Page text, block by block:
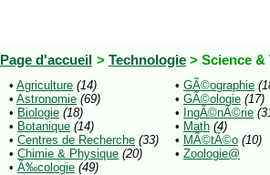
Page d'accueil > Technologie > Science
• Agriculture (14)
• Astronomie (69)
• Biologie (18)
• Botanique (14)
• Centres de Recherche (33)
• Chimie & Physique (20)
• Ã‰cologie (49)
• GÃ©ographie
• GÃ©ologie (17)
• IngÃ©nÃ©rie
• Math (4)
• MÃ©tÃ©o (10)
• Zoologie@